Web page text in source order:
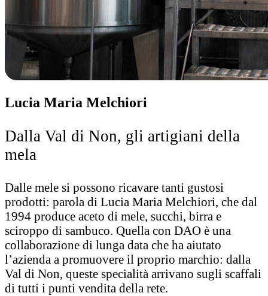
Lucia Maria Melchiori
Dalla Val di Non, gli artigiani della
mela
Dalle mele si possono ricavare tanti gustosi
prodotti: parola di Lucia Maria Melchiori, che dal
1994 produce aceto di mele, succhi, birra e
sciroppo di sambuco. Quella con DAO è una
collaborazione di lunga data che ha aiutato
l’azienda a promuovere il proprio marchio: dalla
Val di Non, queste specialità arrivano sugli scaffali
di tutti i punti vendita della rete.